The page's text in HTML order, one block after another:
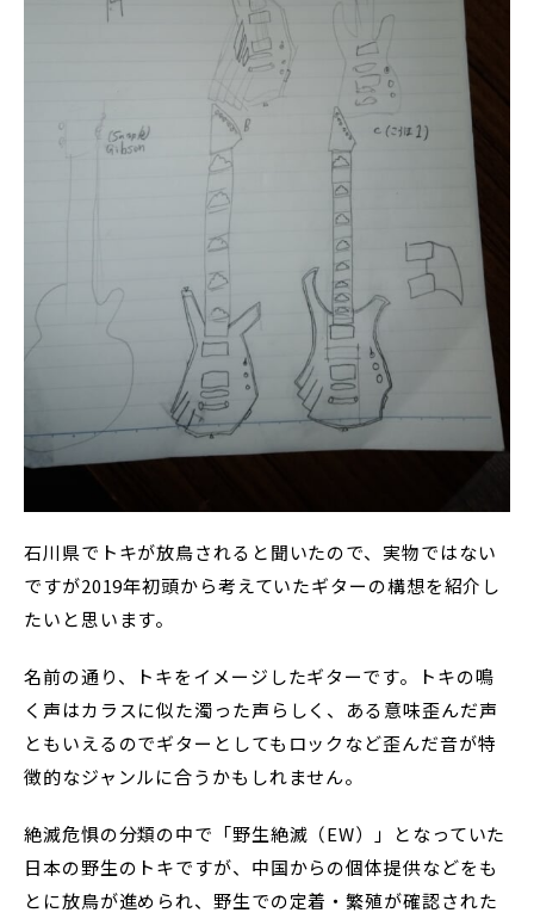
石川県でトキが放鳥されると聞いたので、実物ではない
ですが2019年初頭から考えていたギターの構想を紹介し
たいと思います。
名前の通り、トキをイメージしたギターです。トキの鳴
く声はカラスに似た濁った声らしく、ある意味歪んだ声
ともいえるのでギターとしてもロックなど歪んだ音が特
徴的なジャンルに合うかもしれません。
絶滅危惧の分類の中で「野生絶滅（EW）」となっていた
日本の野生のトキですが、中国からの個体提供などをも
とに放鳥が進められ、野生での定着・繁殖が確認された